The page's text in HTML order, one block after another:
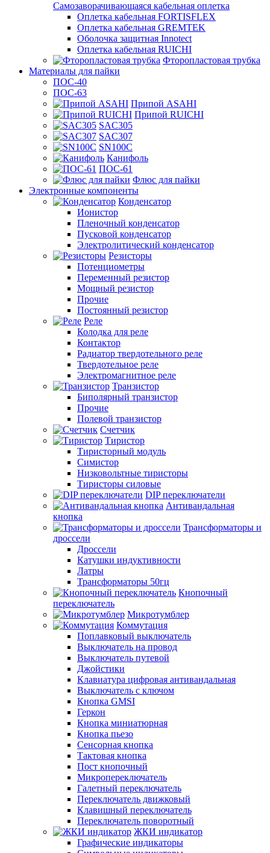
Самозаворачивающаяся кабельная оплетка
Оплетка кабельная FORTISFLEX
Оплетка кабельная GREMTEK
Оболочка защитная Innotect
Оплетка кабельная RUICHI
Фторопластовая трубка
Материалы для пайки
ПОС-40
ПОС-63
Припой ASAHI
Припой RUICHI
SAC305
SAC307
SN100C
Канифоль
ПОС-61
Флюс для пайки
Электронные компоненты
Конденсатор
Ионистор
Пленочный конденсатор
Пусковой конденсатор
Электролитический конденсатор
Резисторы
Потенциометры
Переменный резистор
Мощный резистор
Прочие
Постоянный резистор
Реле
Колодка для реле
Контактор
Радиатор твердотельного реле
Твердотельное реле
Электромагнитное реле
Транзистор
Биполярный транзистор
Прочие
Полевой транзистор
Счетчик
Тиристор
Тиристорный модуль
Симистор
Низковольтные тиристоры
Тиристоры силовые
DIP переключатели
Антивандальная
кнопка
Трансформаторы и
дроссели
Дроссели
Катушки индуктивности
Латры
Трансформаторы 50гц
Кнопочный
переключатель
Микротумблер
Коммутация
Поплавковый выключатель
Выключатель на провод
Выключатель путевой
Джойстики
Клавиатура цифровая антивандальная
Выключатель с ключом
Кнопка GMSI
Геркон
Кнопка миниатюрная
Кнопка пьезо
Сенсорная кнопка
Тактовая кнопка
Пост кнопочный
Микропереключатель
Галетный переключатель
Переключатель движковый
Клавишный переключатель
Переключатель поворотный
ЖКИ индикатор
Графические индикаторы